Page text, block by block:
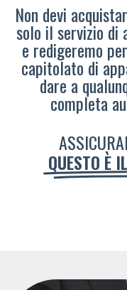
Non devi
solo il servizio di
e redigeremo
capitolato di
dare a
completa
QUESTO È